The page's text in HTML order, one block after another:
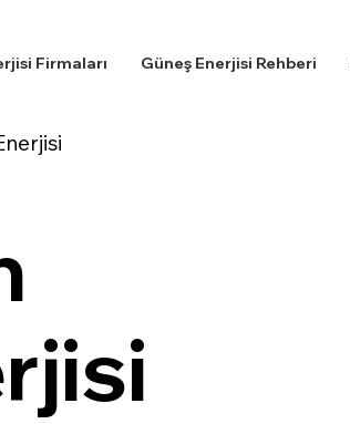
Firmaları Güneş Enerjisi Rehberi